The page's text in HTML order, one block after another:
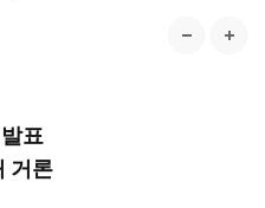
표
거론